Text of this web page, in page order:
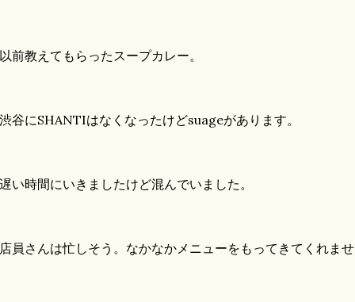
前教えてもらったスープカレー。
谷にSHANTIはなくなったけどsuageがあります。
い時間にいきましたけど混んでいました。
員さんは忙しそう。なかなかメニューをもってきてくれませ